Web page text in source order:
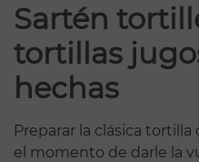
Sartén
tortillas
hechas
Preparar la clásica
el momento de darle la